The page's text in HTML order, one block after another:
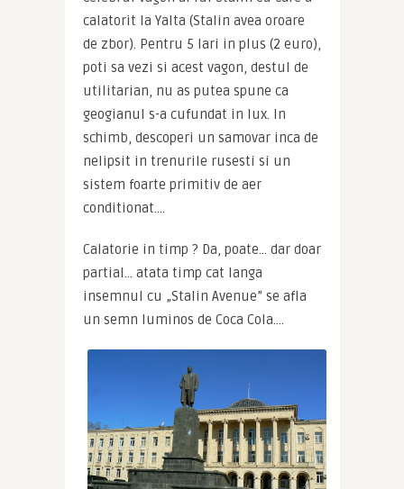
calatorit la Yalta (Stalin avea oroare
de zbor). Pentru 5 lari in plus (2 euro),
poti sa vezi si acest vagon, destul de
utilitarian, nu as putea spune ca
geogianul s-a cufundat in lux. In
schimb, descoperi un samovar inca de
nelipsit in trenurile rusesti si un
sistem foarte primitiv de aer
conditionat….
Calatorie in timp ? Da, poate… dar doar
partial… atata timp cat langa
insemnul cu „Stalin Avenue” se afla
un semn luminos de Coca Cola….